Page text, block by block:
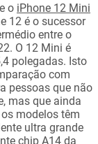
e o iPhone 12 Mini
12 é o sucessor
entre o
O 12 Mini é
polegadas. Isto
com
pessoas que não
mas que ainda
modelos têm
ultra grande
chip A14 da